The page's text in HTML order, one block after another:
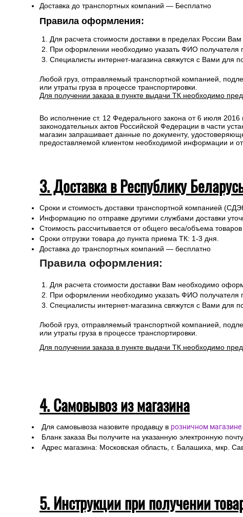
Доставка до транспортных компаний — Бесплатно
Правила оформления:
Для расчета стоимости доставки в пределах России
При оформлении необходимо указать ФИО получателя
Специалисты интернет-магазина свяжутся с Вами для
Любой груз, отправляемый транспортной компанией,
или утраты груза в процессе транспортировки.
Для получении заказа в пункте выдачи ТК необходимо
Во исполнение ст. 12 Федерального закона от 6 июля
законодательных актов Российской Федерации в части
магазин запрашивает данные по документу,
предоставляемой клиентом необходимой информации и
3. Доставка в Республику
Сроки и стоимость доставки транспортной компанией
Информацию по отправке другими службами доставки
Стоимость рассчитывается от общего веса/объема товаров
Сроки отгрузки товара до пункта приема ТК: 1-3 дня.
Доставка до транспортных компаний — бесплатно
Правила оформления:
Для расчета стоимости доставки Вам необходимо
При оформлении необходимо указать ФИО получателя
Специалисты интернет-магазина свяжутся с Вами для
Любой груз, отправляемый транспортной компанией,
или утраты груза в процессе транспортировки.
Для получении заказа в пункте выдачи ТК необходимо
4. Самовывоз из магазина
Для самовывоза назовите продавцу в розничном магазине
Бланк заказа Вы получите на указанную электронную
Адрес магазина: Московская область, г. Балашиха, мкр.
5. Инструкции при получении